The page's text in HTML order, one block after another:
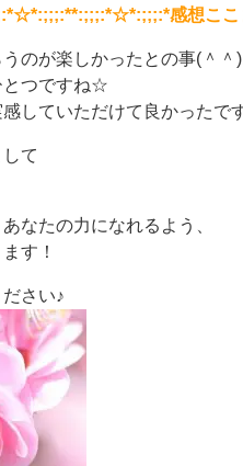
感想こ
のが楽しかったとの事(＾＾
とつですね☆
していただけて良かったで
て
なたの力になれるよう、
す！
さい♪